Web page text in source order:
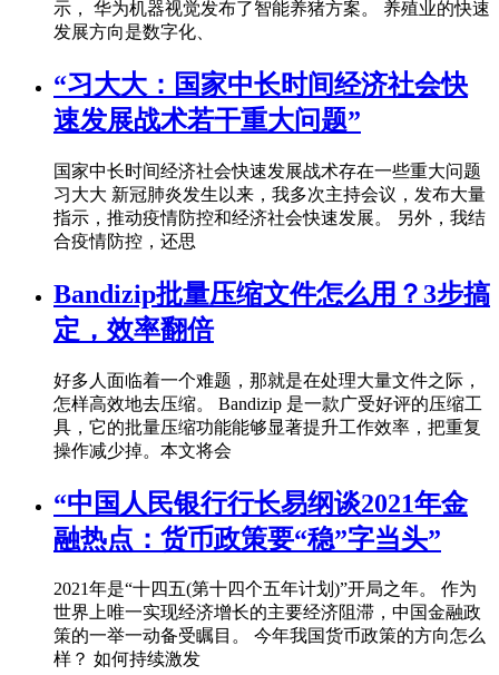
示， 华为机器视觉发布了智能养猪方案。 养殖业的快速
发展方向是数字化、
“习大大：国家中长时间经济社会快
速发展战术若干重大问题”
国家中长时间经济社会快速发展战术存在一些重大问题
习大大 新冠肺炎发生以来，我多次主持会议，发布大量
指示，推动疫情防控和经济社会快速发展。 另外，我结
合疫情防控，还思
Bandizip批量压缩文件怎么用？3步搞
定，效率翻倍
好多人面临着一个难题，那就是在处理大量文件之际，
怎样高效地去压缩。 Bandizip 是一款广受好评的压缩工
具，它的批量压缩功能能够显著提升工作效率，把重复
操作减少掉。本文将会
“中国人民银行行长易纲谈2021年金
融热点：货币政策要“稳”字当头”
2021年是“十四五(第十四个五年计划)”开局之年。 作为
世界上唯一实现经济增长的主要经济阻滞，中国金融政
策的一举一动备受瞩目。 今年我国货币政策的方向怎么
样？ 如何持续激发